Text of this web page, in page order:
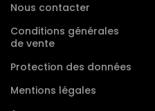
Nous contacter
Conditions générales
de vente
Protection des données
Mentions légales